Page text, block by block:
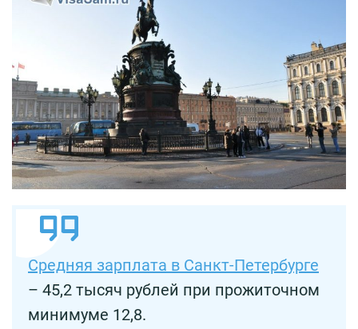
Средняя зарплата в Санкт-Петербурге
– 45,2 тысяч рублей при прожиточном
минимуме 12,8.